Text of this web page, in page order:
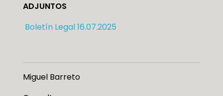
ADJUNTOS
Boletín Legal 16.07.2025
Miguel Barreto